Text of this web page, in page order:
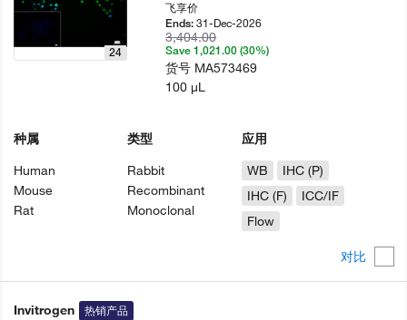
对比
24
种属
Human
Mouse
Rat
类型
Rabbit
Recombinant
Monoclonal
应用
WB
IHC (P)
IHC (F)
ICC/IF
Flow
飞享价
Ends:31-Dec-2026
3,404.00
Save 1,021.00 (30%)
货号 MA573469
100 µL
Invitrogen 热销产品